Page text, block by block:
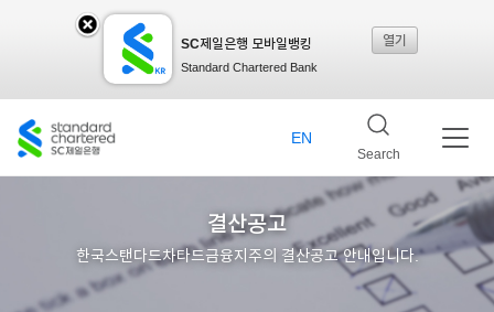
SC제일은행 모바일뱅킹
Standard Chartered Bank
열기
제일
모바
Search
EN
결산공고
한국스탠다드차타드금융지주의 결산공고 안내입니다.